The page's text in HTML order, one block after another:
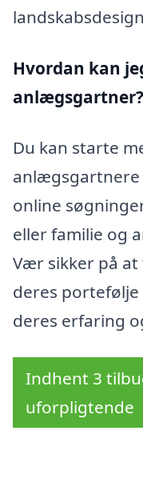
Hvordan kan
anlægsgartner?
Du kan starte
anlægsgartnere
online
eller familie og
Vær sikker på at
deres
deres erfaring
Indhent 3
uforpligtende